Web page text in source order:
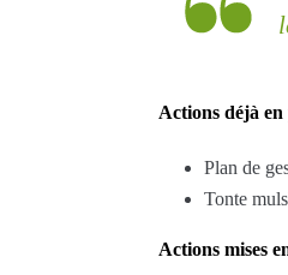
Actions déjà en
Plan de
Tonte
Actions mises